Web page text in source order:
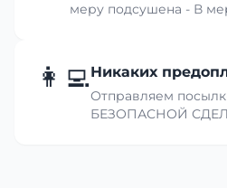
меру подсушена - В
👩‍💻Никаких
Отправляем
БЕЗОПАСНОЙ